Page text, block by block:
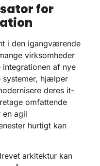
for
i den igangværende
virksomheder
af nye
systemer, hjælper
deres it-
omfattende
agil
hurtigt kan
arkitektur kan